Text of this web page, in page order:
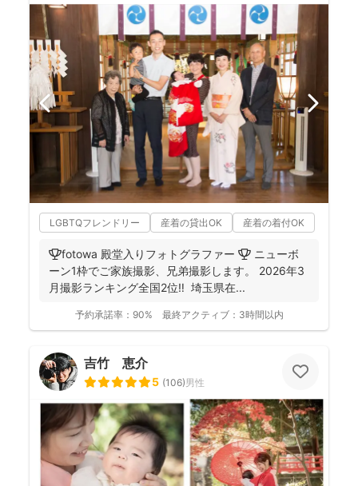
LGBTQフレンドリー 産着の貸出OK 産着の着付OK
🏆fotowa 殿堂入りフォトグラファー 🏆 ニューボ
ーン1枠でご家族撮影、兄弟撮影します。 2026年3
月撮影ランキング全国2位‼️ 埼玉県在...
予約承諾率： 90% 最終アクティブ： 3時間以内
吉竹 恵介
5 (106)男性